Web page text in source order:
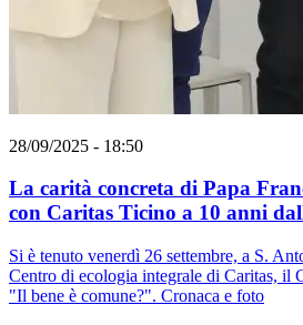
28/09/2025 - 18:50
La carità concreta di Papa
con Caritas Ticino a 10 anni
Si è tenuto venerdì 26 settembre, a S.
Centro di ecologia integrale di Caritas, il
"Il bene è comune?". Cronaca e foto